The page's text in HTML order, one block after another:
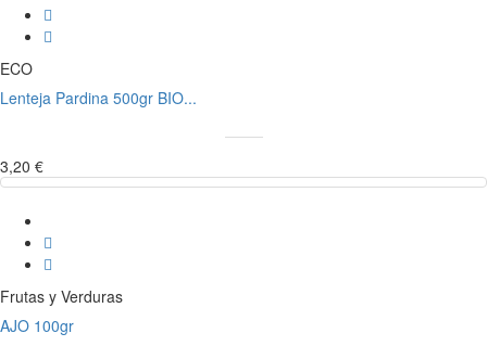
ECO
Lenteja Pardina 500gr BIO...
3,20 €
Frutas y Verduras
AJO 100gr